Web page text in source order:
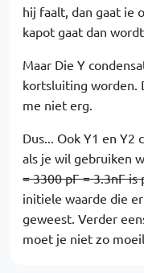
hij faalt, dan gaat ie
kapot gaat dan
Maar Die Y
kortsluiting worden.
me niet erg.
Dus... Ook Y1 en Y2
als je wil gebruiken
= 3300 pF = 3.3nF is
initiele waarde die
geweest. Verder
moet je niet zo